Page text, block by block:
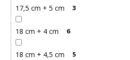
17,5 cm + 5 cm 3
18 cm + 4 cm 6
18 cm + 4,5 cm 5